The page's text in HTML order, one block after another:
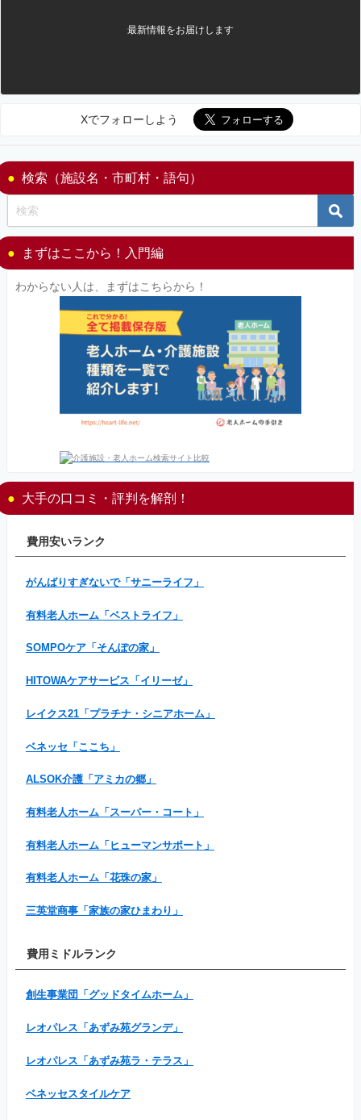
最新情報をお届けします
Xでフォローしよう
検索（施設名・市町村・語句）
まずはここから！入門編
わからない人は、まずはこちらから！
大手の口コミ・評判を解剖！
費用安いランク
がんばりすぎないで「サニーライフ」
有料老人ホーム「ベストライフ」
SOMPOケア「そんぽの家」
HITOWAケアサービス「イリーゼ」
レイクス21「プラチナ・シニアホーム」
ベネッセ「ここち」
ALSOK介護「アミカの郷」
有料老人ホーム「スーパー・コート」
有料老人ホーム「ヒューマンサポート」
有料老人ホーム「花珠の家」
三英堂商事「家族の家ひまわり」
費用ミドルランク
創生事業団「グッドタイムホーム」
レオパレス「あずみ苑グランデ」
レオパレス「あずみ苑ラ・テラス」
ベネッセスタイルケア